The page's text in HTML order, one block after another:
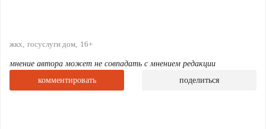
жкх госуслуги дом 16+
мнение автора может не совпадать с мнением редакции
комментировать
поделиться